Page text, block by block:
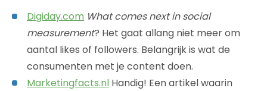
Digiday.com What comes next in social
measurement? Het gaat allang niet meer om
aantal likes of followers. Belangrijk is wat de
consumenten met je content doen.
Marketingfacts.nl Handig! Een artikel waarin